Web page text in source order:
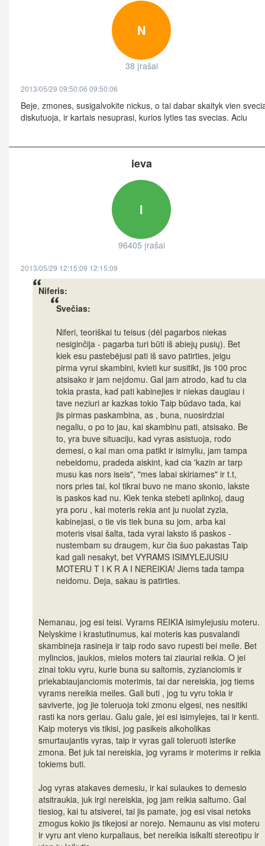
N
38 įrašai
2013/05/29 09:50:06 09:50:06
Beje, zmones, susigalvokite nickus, o tai dabar skaityk vien
diskutuoja, ir kartais nesuprasi, kurios lyties tas svecias. Aciu
ieva
I
96405 įrašai
2013/05/29 12:15:09 12:15:09
Niferis:
Svečias:
Niferi, teoriškai tu teisus (dėl pagarbos niekas
nesiginčija - pagarba turi būti iš abiejų pusių). Bet
kiek esu pastebėjusi pati iš savo patirties, jeigu
pirma vyrui skambini, kvieti kur susitikt, jis 100 proc
atsisako ir jam neįdomu. Gal jam atrodo, kad tu cia
tokia prasta, kad pati kabinejies ir niekas daugiau i
tave neziuri ar kazkas tokio Taip būdavo tada, kai
jis pirmas paskambina, as , buna, nuosirdziai
negaliu, o po to jau, kai skambinu pati, atsisako. Be
to, yra buve situaciju, kad vyras asistuoja, rodo
demesi, o kai man oma patikt ir isimyliu, jam tampa
nebeidomu, pradeda aiskint, kad cia 'kazin ar tarp
musu kas nors iseis", "mes labai skiriames" ir t.t,
nors pries tai, kol tikrai buvo ne mano skonio, lakste
is paskos kad nu. Kiek tenka stebeti aplinkoj, daug
yra poru , kai moteris rekia ant ju nuolat zyzia,
kabinejasi, o tie vis tiek buna su jom, arba kai
moteris visai šalta, tada vyrai laksto iš paskos -
nustembam su draugem, kur čia šuo pakastas Taip
kad gali nesakyt, bet VYRAMS ISIMYLEJUSIU
MOTERU T I K R A I NEREIKIA! Jiems tada tampa
neidomu. Deja, sakau is patirties.
Nemanau, jog esi teisi. Vyrams REIKIA isimylejusiu moteru.
Nelyskime i krastutinumus, kai moteris kas pusvalandi
skambineja rasineja ir taip rodo savo rupesti bei meile. Bet
mylincios, jaukios, mielos moters tai ziauriai reikia. O jei
zinai tokiu vyru, kurie buna su saltomis, zyzianciomis ir
priekabiaujanciomis moterimis, tai dar nereiskia, jog tiems
vyrams nereikia meiles. Gali buti , jog tu vyru tokia ir
saviverte, jog jie toleruoja toki zmonu elgesi, nes nesitiki
rasti ka nors geriau. Galu gale, jei esi isimylejes, tai ir kenti.
Kaip moterys vis tikisi, jog pasikeis alkoholikas
smurtaujantis vyras, taip ir vyras gali toleruoti isterike
zmona. Bet juk tai nereiskia, jog vyrams ir moterims ir reikia
tokiems buti.
Jog vyras atakaves demesiu, ir kai sulaukes to demesio
atsitraukia, juk irgi nereiskia, jog jam reikia saltumo. Gal
tiesiog, kai tu atsiverei, tai jis pamate, jog esi visai netoks
zmogus kokio jis tikejosi ar norejo. Nemaunu as visi moteru
ir vyru ant vieno kurpaliaus, bet nereikia isikalti stereotipu ir